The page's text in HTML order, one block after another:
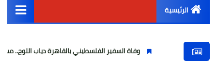
الرئيسية
أخبار مصر
وفاة السفير الفلسطيني بالقاهرة دياب اللوح.. مسيرة وطنية